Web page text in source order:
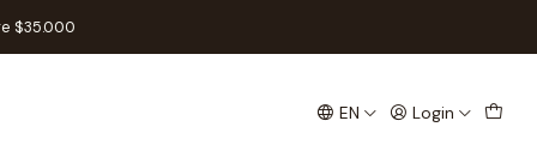
EN Login
$35.000 Mars - Español
de Neopreno -